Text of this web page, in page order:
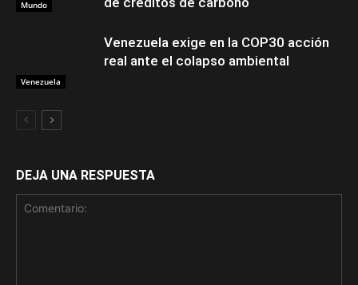
Mundo
Venezuela
Venezuela exige en la COP30 acción
real ante el colapso ambiental
DEJA UNA RESPUESTA